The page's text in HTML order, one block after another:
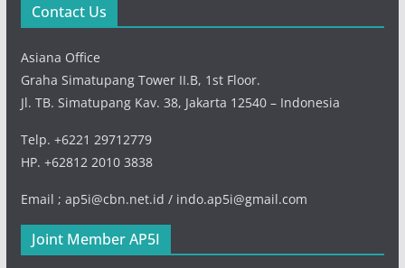
Contact Us
Asiana Office
Graha Simatupang Tower II.B, 1st Floor.
Jl. TB. Simatupang Kav. 38, Jakarta 12540 – Indonesia
Telp. +6221 29712779
HP. +62812 2010 3838
Email ; ap5i@cbn.net.id / indo.ap5i@gmail.com
Joint Member AP5I